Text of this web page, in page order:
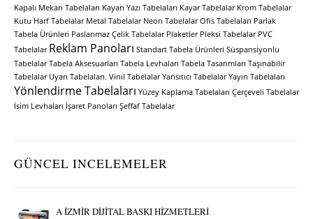
Kapalı Mekan Tabelaları Kayan Yazı Tabelaları Kayar Tabelalar Krom Tabelalar
Kutu Harf Tabelalar Metal Tabelalar Neon Tabelalar Ofis Tabelaları Parlak
Tabela Ürünleri Paslanmaz Çelik Tabelalar Plaketler Pleksi Tabelalar PVC
Tabelalar Reklam Panoları Standart Tabela Ürünleri Süspansiyonlu
Tabelalar Tabela Aksesuarları Tabela Levhaları Tabela Tasarımları Taşınabilir
Tabelalar Uyarı Tabelaları. Vinil Tabelalar Yansıtıcı Tabelalar Yayın Tabelaları
Yönlendirme Tabelaları Yüzey Kaplama Tabelaları Çerçeveli Tabelalar
İsim Levhaları İşaret Panoları Şeffaf Tabelalar
GÜNCEL INCELEMELER
A İZMİR DİJİTAL BASKI HİZMETLERİ